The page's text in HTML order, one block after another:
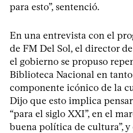
para esto”, sentenció.
En una entrevista con el
de FM Del Sol, el director
el gobierno se propuso
Biblioteca Nacional en tanto
componente icónico de la
Dijo que esto implica
“para el siglo XXI”, en el
buena política de cultura”,